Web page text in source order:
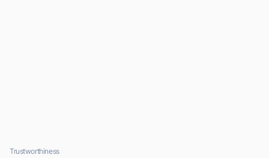
Trustworthiness